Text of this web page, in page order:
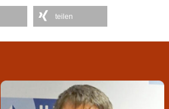
teilen